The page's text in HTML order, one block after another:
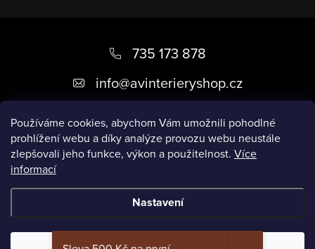
Používáme cookies, abychom Vám umožnili pohodlné
prohlížení webu a díky analýze provozu webu neustále
zlepšovali jeho funkce, výkon a použitelnost. Více
informací
Nastavení
a
735 173 878
info@avinterieryshop.cz
Užitečné informace
Copyright 2026AV Interiéry. Všechna práva vyhrazena.